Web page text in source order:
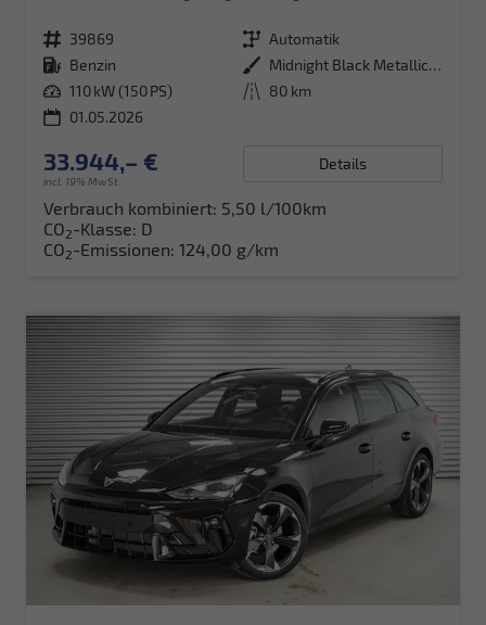
Fahrzeugnr. 39869 Getriebe Automatik
Kraftstoff Benzin Außenfarbe
Midnight Black Metallic (0E)
Leistung 110 kW (150 PS) Kilometerstand 80 km
01.05.2026
33.944,– €
incl. 19% MwSt.
Details
Verbrauch kombiniert: 5,50 l/100km
CO2-Klasse: D
CO2-Emissionen: 124,00 g/km